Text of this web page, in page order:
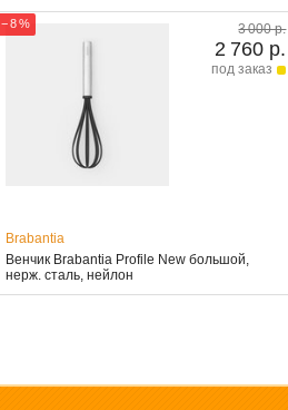
− 8 % 3 000 р.
2 760 р.
под заказ
Brabantia
Венчик Brabantia Profile New большой,
нерж. сталь, нейлон